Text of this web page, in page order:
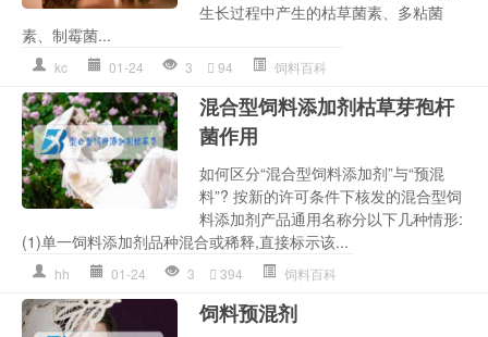
生长过程中产生的枯草菌素、多粘菌
素、制霉菌...
kc 01-24 3 94 饲料百科
混合型饲料添加剂枯草芽孢杆
菌作用
如何区分“混合型饲料添加剂”与“预混
料”? 按新的许可条件下核发的混合型饲
料添加剂产品通用名称分以下几种情形:
(1)单一饲料添加剂品种混合或稀释,直接标示该...
hh 01-24 3 394 饲料百科
饲料预混剂